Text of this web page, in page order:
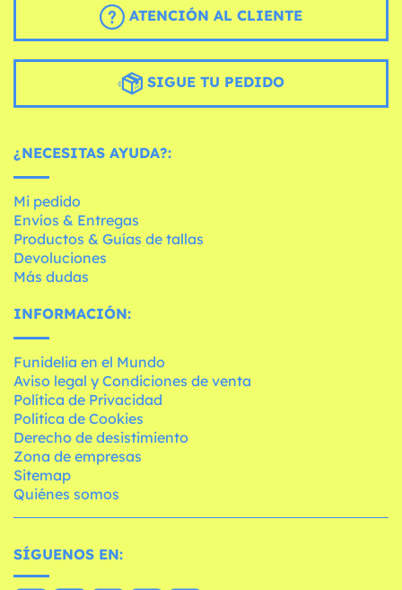
ATENCIÓN AL CLIENTE
SIGUE TU PEDIDO
¿NECESITAS AYUDA?:
Mi pedido
Envíos & Entregas
Productos & Guías de tallas
Devoluciones
Más dudas
INFORMACIÓN:
Funidelia en el Mundo
Aviso legal y Condiciones de venta
Política de Privacidad
Política de Cookies
Derecho de desistimiento
Zona de empresas
Sitemap
Quiénes somos
SÍGUENOS EN: